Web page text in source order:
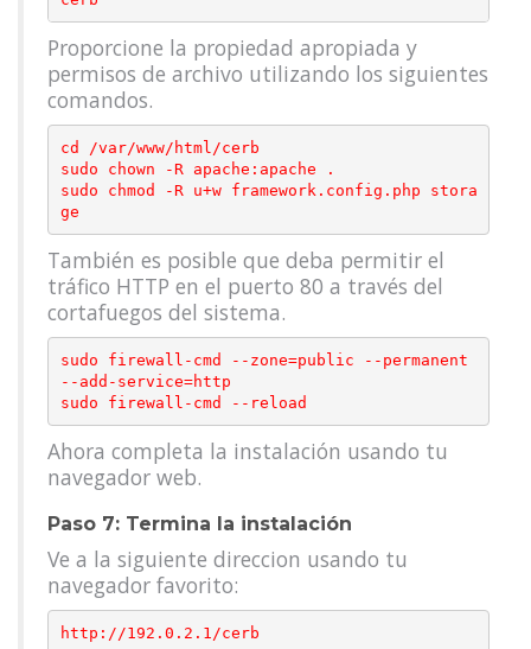
Proporcione la propiedad apropiada y
permisos de archivo utilizando los siguientes
comandos.
cd /var/www/html/cerb
sudo chown -R apache:apache .
sudo chmod -R u+w framework.config.php stora
También es posible que deba permitir el
tráfico HTTP en el puerto 80 a través del
cortafuegos del sistema.
sudo firewall-cmd --zone=public --permanent
--add-service=http
Ahora completa la instalación usando tu
navegador web.
Paso 7: Termina la instalación
Ve a la siguiente direccion usando tu
navegador favorito: